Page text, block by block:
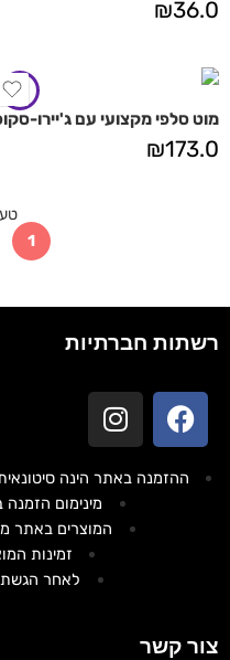
₪36.0
מוט סלפי מקצועי עם ג'יירו-
₪173.0
1
צור קשר
רשתות חברתיות
ההזמנה באתר הינה
מינימום הזמנה
המוצרים באתר
זמינות
לאחר